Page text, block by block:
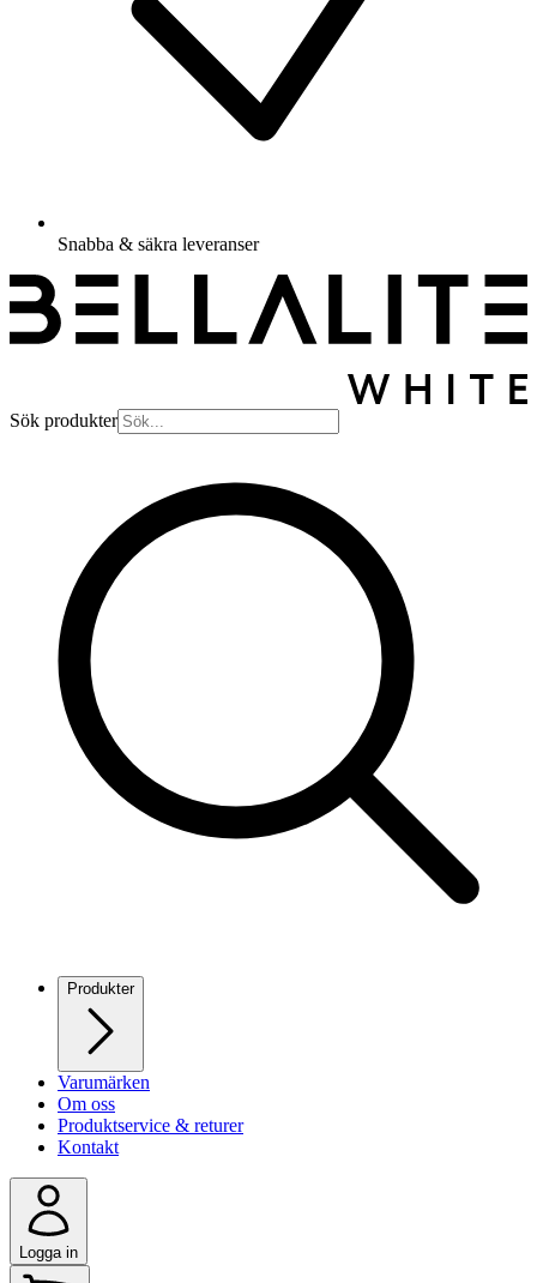
Snabba & säkra leveranser
Sök produkter
Produkter
Varumärken
Om oss
Produktservice & returer
Kontakt
Logga in